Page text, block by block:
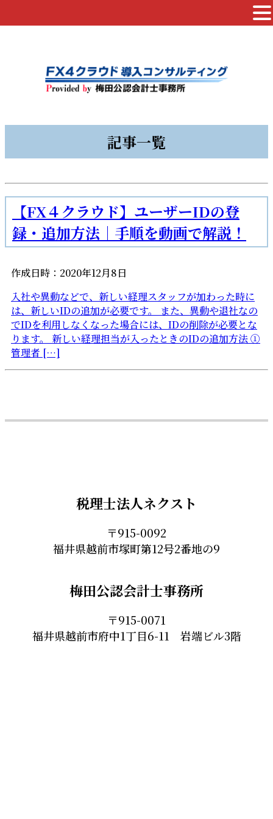
記事一覧
【FX４クラウド】ユーザーIDの登
録・追加方法｜手順を動画で解説！
作成日時：2020年12月8日
入社や異動などで、新しい経理スタッフが加わった時に
は、新しいIDの追加が必要です。 また、異動や退社なの
でIDを利用しなくなった場合には、IDの削除が必要とな
ります。 新しい経理担当が入ったときのIDの追加方法 ①
管理者 […]
税理士法人ネクスト
〒915-0092
福井県越前市塚町第12号2番地の9
梅田公認会計士事務所
〒915-0071
福井県越前市府中1丁目6-11 岩端ビル3階